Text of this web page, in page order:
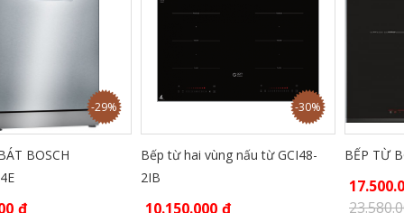
-29%
BOSCH
₫
-30%
Bếp từ hai vùng nấu từ GCI48-
2IB
10.150.000 ₫
BẾP TỪ